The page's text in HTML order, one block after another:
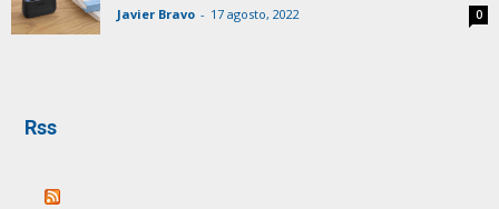
Javier Bravo - 17 agosto, 2022 0
Rss